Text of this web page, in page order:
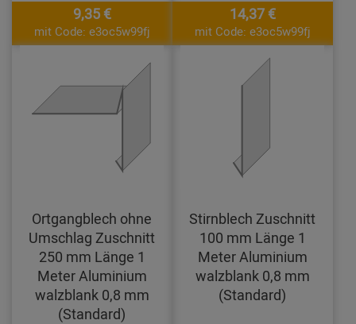
9,35 €
mit Code: e3oc5w99fj
14,37 €
mit Code: e3oc5w99fj
Ortgangblech ohne
Umschlag Zuschnitt
250 mm Länge 1
Meter Aluminium
walzblank 0,8 mm
(Standard)
Stirnblech Zuschnitt
100 mm Länge 1
Meter Aluminium
walzblank 0,8 mm
(Standard)